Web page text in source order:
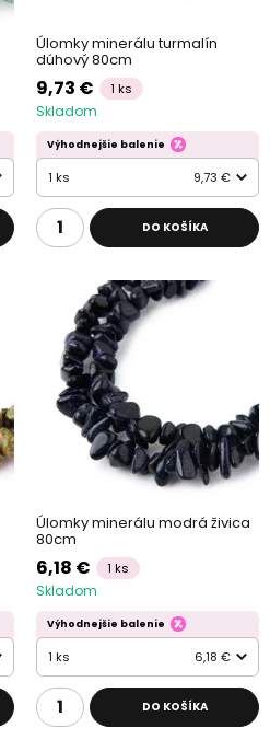
Úlomky minerálu turmalín
dúhový 80cm
9,73 € 1 ks
Skladom
Výhodnejšie balenie
1 ks 9,73 €
DO KOŠÍKA
Úlomky minerálu modrá živica
80cm
6,18 € 1 ks
Skladom
Výhodnejšie balenie
1 ks 6,18 €
DO KOŠÍKA